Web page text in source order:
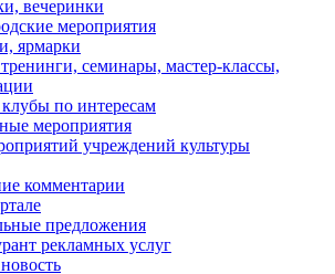
вечеринки
мероприятия
ярмарки
семинары, мастер-классы,
по интересам
мероприятия
учреждений культуры
комментарии
предложения
рекламных услуг